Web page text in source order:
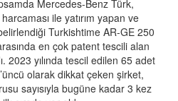
Mercedes-Benz Türk,
ile yatırım yapan ve
Turkishtime AR-GE 250
en çok patent tescili alan
2023 yılında tescil edilen 65 adet
olarak dikkat çeken şirket,
sayısıyla bugüne kadar 3 kez